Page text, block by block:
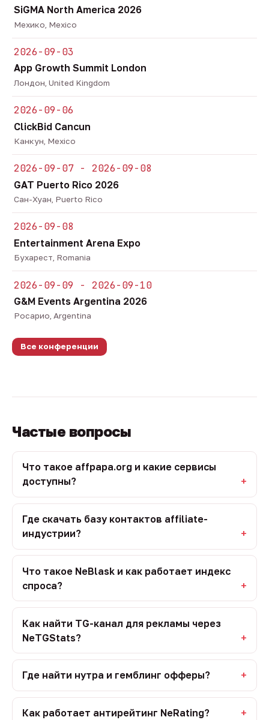
SiGMA North America 2026
Мехико, Mexico
2026-09-03
App Growth Summit London
Лондон, United Kingdom
2026-09-06
ClickBid Cancun
Канкун, Mexico
2026-09-07 - 2026-09-08
GAT Puerto Rico 2026
Сан-Хуан, Puerto Rico
2026-09-08
Entertainment Arena Expo
Бухарест, Romania
2026-09-09 - 2026-09-10
G&M Events Argentina 2026
Росарио, Argentina
Все конференции
Частые вопросы
Что такое affpapa.org и какие сервисы
доступны?
Где скачать базу контактов affiliate-
индустрии?
Что такое NeBlask и как работает индекс
спроса?
Как найти TG-канал для рекламы через
NeTGStats?
Где найти нутра и гемблинг офферы?
Как работает антирейтинг NeRating?